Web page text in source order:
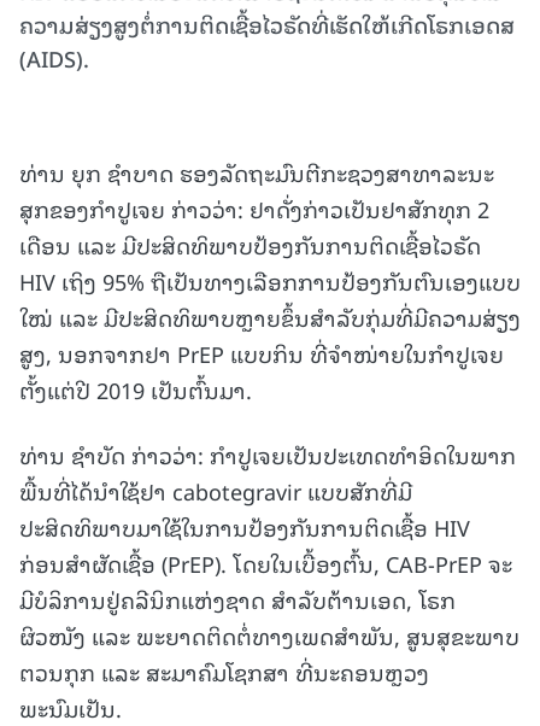
ຄວາມ​ສ່ຽງ​ສູງຕໍ່ການຕິດເຊື້ອໄວຣັດທີ່ເຮັດໃຫ້ເກີດໂຣກເອດສ
(AIDS).
ທ່ານ ຍຸກ ຊຳບາດ ຮອງລັດຖະມົນຕີກະຊວງສາທາລະນະ
ສຸກຂອງກຳປູເຈຍ ກ່າວວ່າ: ຢາດັ່ງກ່າວເປັນຢາສັກທຸກ 2
ເດືອນ ແລະ ມີປະສິດທິພາບປ້ອງກັນການຕິດເຊື້ອໄວຣັດ
HIV ເຖິງ 95% ຖືເປັນທາງເລືອກການປ້ອງກັນຕົນເອງແບບ
ໃໝ່ ແລະ ມີປະສິດທິພາບຫຼາຍຂຶ້ນສຳລັບກຸ່ມທີ່ມີຄວາມສ່ຽງ
ສູງ, ນອກຈາກຢາ PrEP ແບບກິນ ທີ່ຈຳໜ່າຍໃນກຳປູເຈຍ
ຕັ້ງແຕ່ປີ 2019 ເປັນຕົ້ນມາ.
ທ່ານ ຊຳບັດ ກ່າວວ່າ: ກຳປູເຈຍເປັນປະເທດທຳອິດໃນພາກ
ພື້ນທີ່ໄດ້ນຳໃຊ້ຢາ cabotegravir ແບບສັກທີ່ມີ
ປະສິດທິພາບມາໃຊ້ໃນການປ້ອງກັນການຕິດເຊື້ອ HIV
ກ່ອນສຳຜັດເຊື້ອ (PrEP). ໂດຍໃນເບື້ອງຕົ້ນ, CAB-PrEP ຈະ
ມີບໍລິການຢູ່ຄລີນິກແຫ່ງຊາດ ສຳລັບຕ້ານເອດ, ໂຣກ
ຜິວໜັງ ແລະ ພະຍາດຕິດຕໍ່ທາງເພດສຳພັນ, ສູນສຸຂະພາບ
ຕວນກຸກ ແລະ ສະມາຄົມໂຊກສາ ທີ່ນະຄອນຫຼວງ
ພະນົມເປັນ.